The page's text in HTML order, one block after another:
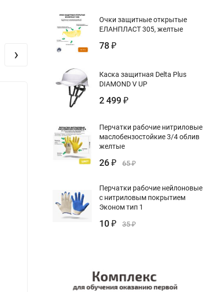
›
Очки защитные открытые
ЕЛАНПЛАСТ 305, желтые
78 ₽
Каска защитная Delta Plus
DIAMOND V UP
2 499 ₽
Перчатки рабочие нитриловые
маслобензостойкие 3/4 облив
желтые
26 ₽ 65₽
Перчатки рабочие нейлоновые
с нитриловым покрытием
Эконом тип 1
10 ₽ 35₽